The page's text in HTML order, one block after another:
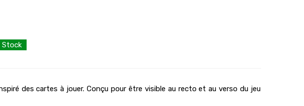
Stock
des cartes à jouer. Conçu pour être visible au recto et au verso du jeu